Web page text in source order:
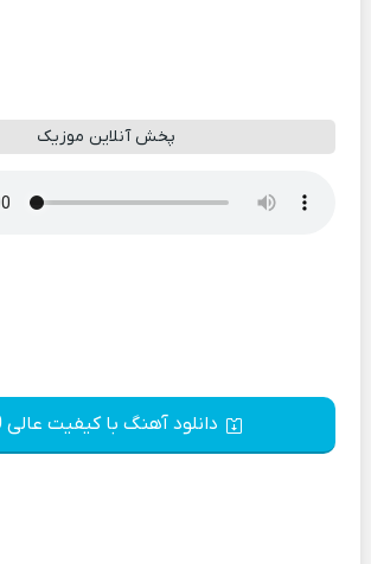
پخش آنلاین موزیک
دانلود آهنگ با کیفیت عالی 320